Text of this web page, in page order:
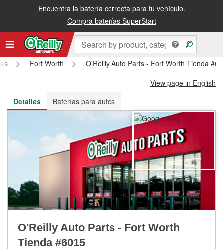
Encuentra la batería correcta para tu vehículo.
Compra baterías SuperStart
Recibe tu orden gratis al día siguiente o recógela en la tienda
Fort Worth
O'Reilly Auto Parts - Fort Worth Tienda
View page in English
Detalles
Baterías para autos
O'Reilly Auto Parts - Fort Worth
Tienda #6015